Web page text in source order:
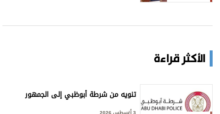
الأكثر قراءة
تنويه من شرطة أبوظبي إلى الجمهور